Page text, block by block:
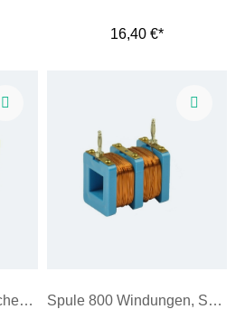
16,40 €*
STB Leitung unterbrochen mit 2 Buchsen Spule 800 Windungen, SE, blau